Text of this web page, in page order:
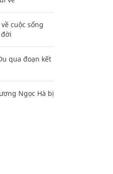
cuộc sống
qua đoạn kết
Ngọc Hà bị